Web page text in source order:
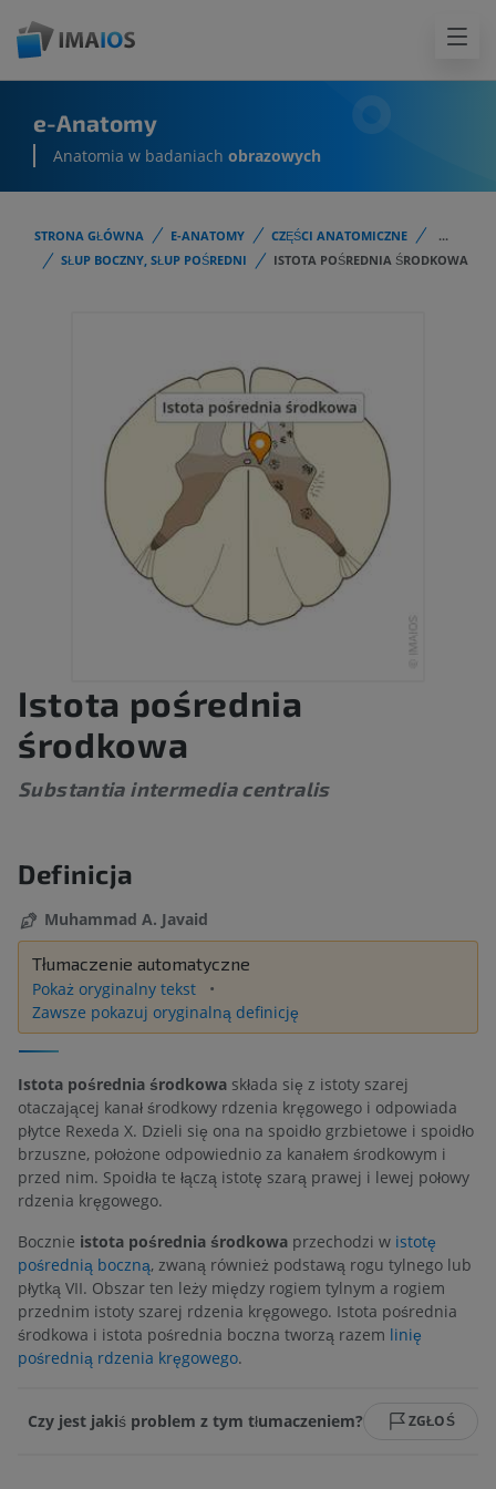
e-Anatomy
Anatomia w badaniach obrazowych
STRONA GŁÓWNA E-ANATOMY CZĘŚCI ANATOMICZNE
...
SŁUP BOCZNY, SŁUP POŚREDNI
ISTOTA POŚREDNIA ŚRODKOWA
Istota pośrednia
środkowa
Substantia intermedia centralis
Definicja
Muhammad A. Javaid
Tłumaczenie automatyczne
Pokaż oryginalny tekst
Zawsze pokazuj oryginalną definicję
Istota pośrednia środkowa składa się z istoty szarej
otaczającej kanał środkowy rdzenia kręgowego i odpowiada
płytce Rexeda X. Dzieli się ona na spoidło grzbietowe i spoidło
brzuszne, położone odpowiednio za kanałem środkowym i
przed nim. Spoidła te łączą istotę szarą prawej i lewej połowy
rdzenia kręgowego.
Bocznie istota pośrednia środkowa przechodzi w istotę
pośrednią boczną, zwaną również podstawą rogu tylnego lub
płytką VII. Obszar ten leży między rogiem tylnym a rogiem
przednim istoty szarej rdzenia kręgowego. Istota pośrednia
środkowa i istota pośrednia boczna tworzą razem linię
pośrednią rdzenia kręgowego.
Czy jest jakiś problem z tym tłumaczeniem? ZGŁOŚ